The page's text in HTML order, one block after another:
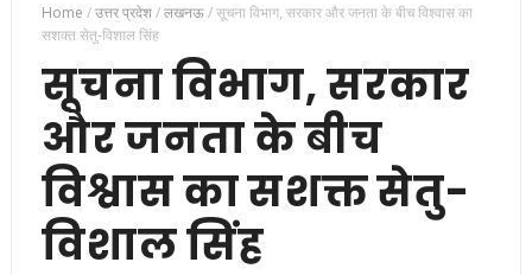
Home /उत्तर प्रदेश/लखनऊ/सूचना विभाग, सरकार और जनता के बीच विश्वास का
सशक्त सेतु-विशाल सिंह
सूचना विभाग, सरकार
और जनता के बीच
विश्वास का सशक्त सेतु-
विशाल सिंह